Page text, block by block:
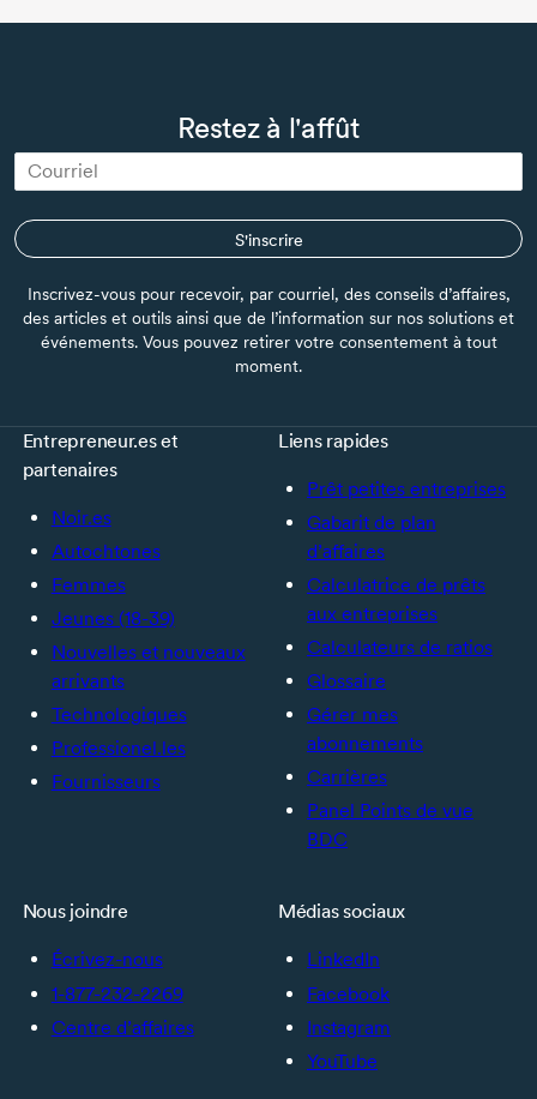
Restez à l'affût
S'inscrire
Inscrivez-vous pour recevoir, par courriel, des conseils d’affaires,
des articles et outils ainsi que de l’information sur nos solutions et
événements. Vous pouvez retirer votre consentement à tout
moment.
Entrepreneur.es et
partenaires
Noir.es
Autochtones
Femmes
Jeunes (18-39)
Nouvelles et nouveaux
arrivants
Technologiques
Professionel.les
Fournisseurs
Liens rapides
Prêt petites entreprises
Gabarit de plan
d’affaires
Calculatrice de prêts
aux entreprises
Calculateurs de ratios
Glossaire
Gérer mes
abonnements
Carrières
Panel Points de vue
BDC
Nous joindre
Écrivez-nous
1-877-232-2269
Centre d’affaires
Médias sociaux
LinkedIn
Facebook
Instagram
YouTube